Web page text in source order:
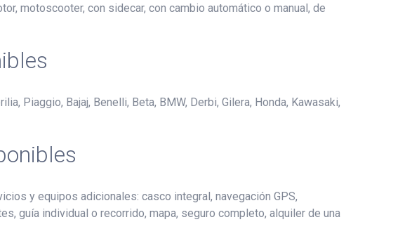
motoscooter, con sidecar, con cambio automático o manual, de
Piaggio, Bajaj, Benelli, Beta, BMW, Derbi, Gilera, Honda, Kawasaki,
y equipos adicionales: casco integral, navegación GPS,
guía individual o recorrido, mapa, seguro completo, alquiler de una